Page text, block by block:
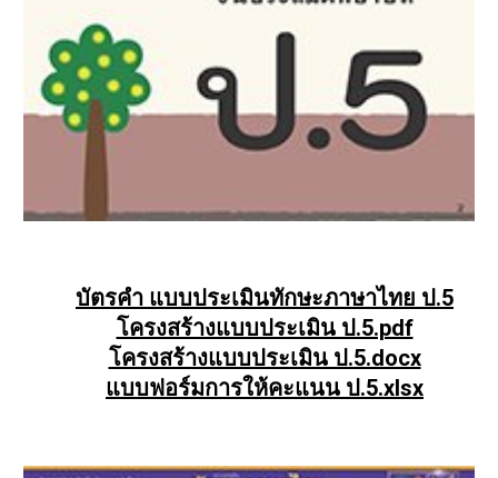
บัตรคำ แบบประเมินทักษะภาษาไทย ป.5
โครงสร้างแบบประเมิน ป.5.pdf
โครงสร้างแบบประเมิน ป.5.docx
แบบฟอร์มการให้คะแนน ป.5.xlsx